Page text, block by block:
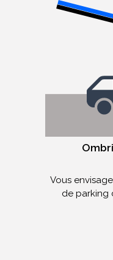
Vous
de parking